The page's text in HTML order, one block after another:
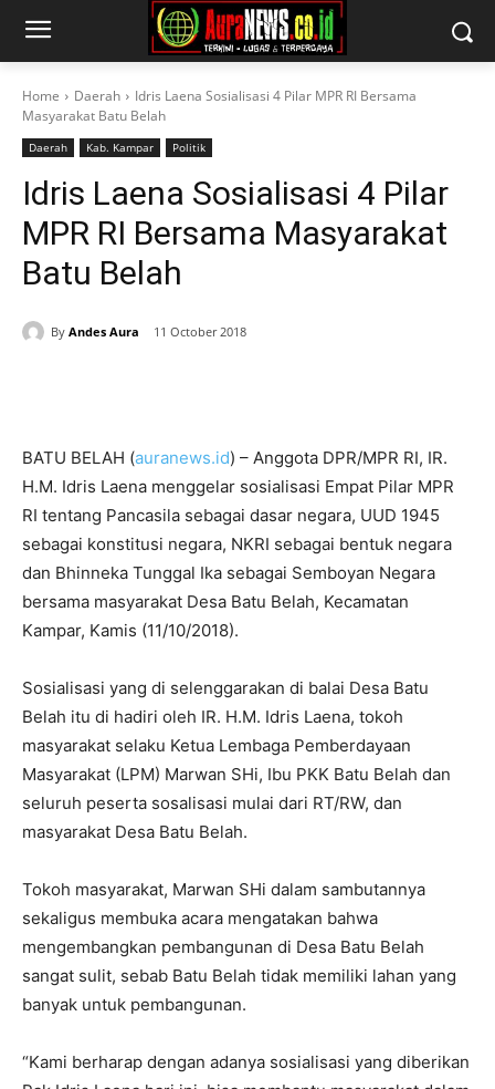
Home Daerah
Idris Laena Sosialisasi 4 Pilar MPR RI Bersama
Masyarakat Batu Belah
Daerah Kab. Kampar Politik
Idris Laena Sosialisasi 4 Pilar
MPR RI Bersama Masyarakat
Batu Belah
By Andes Aura 11 October 2018
BATU BELAH (auranews.id) – Anggota DPR/MPR RI, IR.
H.M. Idris Laena menggelar sosialisasi Empat Pilar MPR
RI tentang Pancasila sebagai dasar negara, UUD 1945
sebagai konstitusi negara, NKRI sebagai bentuk negara
dan Bhinneka Tunggal Ika sebagai Semboyan Negara
bersama masyarakat Desa Batu Belah, Kecamatan
Kampar, Kamis (11/10/2018).
Sosialisasi yang di selenggarakan di balai Desa Batu
Belah itu di hadiri oleh IR. H.M. Idris Laena, tokoh
masyarakat selaku Ketua Lembaga Pemberdayaan
Masyarakat (LPM) Marwan SHi, Ibu PKK Batu Belah dan
seluruh peserta sosalisasi mulai dari RT/RW, dan
masyarakat Desa Batu Belah.
Tokoh masyarakat, Marwan SHi dalam sambutannya
sekaligus membuka acara mengatakan bahwa
mengembangkan pembangunan di Desa Batu Belah
sangat sulit, sebab Batu Belah tidak memiliki lahan yang
banyak untuk pembangunan.
“Kami berharap dengan adanya sosialisasi yang diberikan